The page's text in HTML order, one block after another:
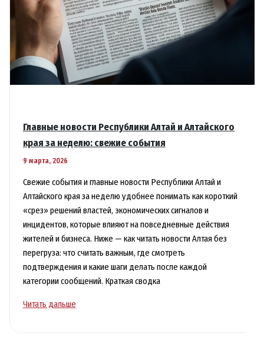
Главные новости Республики Алтай и Алтайского
края за неделю: свежие события
9 марта, 2026
Свежие события и главные новости Республики Алтай и
Алтайского края за неделю удобнее понимать как короткий
«срез» решений властей, экономических сигналов и
инцидентов, которые влияют на повседневные действия
жителей и бизнеса. Ниже — как читать новости Алтая без
перегруза: что считать важным, где смотреть
подтверждения и какие шаги делать после каждой
категории сообщений. Краткая сводка
Главные
Читать дальше